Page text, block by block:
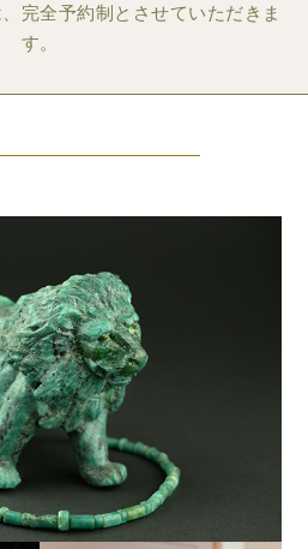
完全予約制とさせていただきま
す。